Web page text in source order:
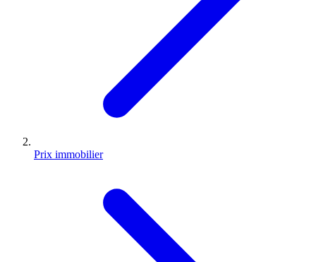
Prix immobilier